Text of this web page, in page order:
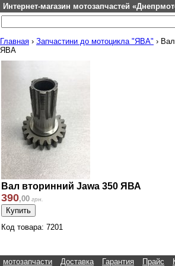
Интернет-магазин мотозапчастей
Главная › Запчастини до мотоцикла "ЯВА" ›
ЯВА
Вал вторинний Jawa 350 ЯВА
390,00 грн.
Код товара: 7201
мотозапчасти Доставка Гарантия Прайс